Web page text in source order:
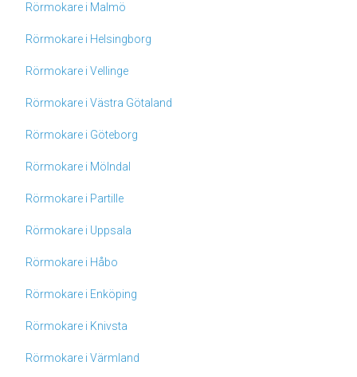
Rörmokare i Malmö
Rörmokare i Helsingborg
Rörmokare i Vellinge
Rörmokare i Västra Götaland
Rörmokare i Göteborg
Rörmokare i Mölndal
Rörmokare i Partille
Rörmokare i Uppsala
Rörmokare i Håbo
Rörmokare i Enköping
Rörmokare i Knivsta
Rörmokare i Värmland